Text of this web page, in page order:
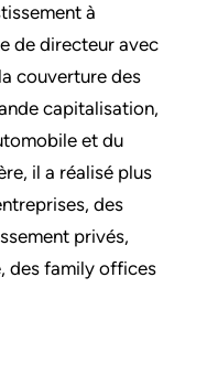
à
de directeur avec
couverture des
capitalisation,
et du
il a réalisé plus
des
privés,
des family offices